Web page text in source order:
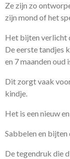
Ze zijn zo
zijn mond of het
Het bijten verlicht
De eerste tandjes
en 7 maanden oud
Dit zorgt vaak
kindje.
Het is een nieuw
Sabbelen en
De tegendruk die